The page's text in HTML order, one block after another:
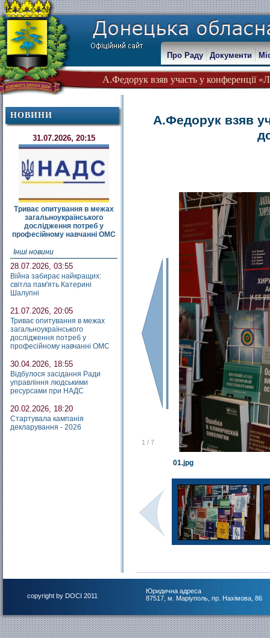
А.Федорук взяв участь у конференції
Про Раду Документи
НОВИНИ
31.07.2026, 20:15
Триває опитування в межах
загальноукраїнського
дослідження потреб у
професійному навчанні ОМС
Інші новини
28.07.2026, 03:55
Війна забирає найкращих:
світла пам'ять Катерині
Шалупні
21.07.2026, 20:05
Триває опитування в межах
загальноукраїнського
дослідження потреб у
професійному навчанні ОМС
30.04.2026, 18:55
Відбулося засідання Ради
управління людськими
ресурсами при НАДС
20.02.2026, 18:20
Стартувала кампанія
декларування - 2026
А.Федорук взяв
1 / 7
01.jpg
copyright by DOCI 2011
Юридична адреса
87517, м. Маріуполь, пр. Нахімова, 86